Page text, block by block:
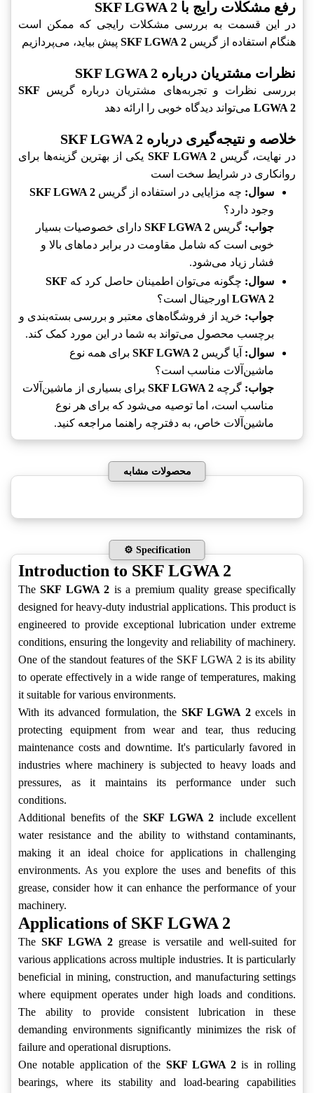
رفع مشکلات رایج با SKF LGWA 2
در این قسمت به بررسی مشکلات رایجی که ممکن است
هنگام استفاده از گریس SKF LGWA 2 پیش بیاید، می‌پردازیم
نظرات مشتریان درباره SKF LGWA 2
بررسی نظرات و تجربه‌های مشتریان درباره گریس SKF
LGWA 2 می‌تواند دیدگاه خوبی را ارائه دهد
خلاصه و نتیجه‌گیری درباره SKF LGWA 2
در نهایت، گریس SKF LGWA 2 یکی از بهترین گزینه‌ها برای
روانکاری در شرایط سخت است
سوال: چه مزایایی در استفاده از گریس SKF LGWA 2
وجود دارد؟
جواب: گریس SKF LGWA 2 دارای خصوصیات بسیار
خوبی است که شامل مقاومت در برابر دماهای بالا و
فشار زیاد می‌شود.
سوال: چگونه می‌توان اطمینان حاصل کرد که SKF
LGWA 2 اورجینال است؟
جواب: خرید از فروشگاه‌های معتبر و بررسی بسته‌بندی و
برچسب محصول می‌تواند به شما در این مورد کمک کند.
سوال: آیا گریس SKF LGWA 2 برای همه نوع
ماشین‌آلات مناسب است؟
جواب: گرچه SKF LGWA 2 برای بسیاری از ماشین‌آلات
مناسب است، اما توصیه می‌شود که برای هر نوع
ماشین‌آلات خاص، به دفترچه راهنما مراجعه کنید.
محصولات مشابه
⚙️ Specification
Introduction to SKF LGWA 2
TheSKF LGWA 2 is a premium quality grease specifically
designed for heavy-duty industrial applications. This product is
engineered to provide exceptional lubrication under extreme
conditions, ensuring the longevity and reliability of machinery.
One of the standout features of the SKF LGWA 2 is its ability
to operate effectively in a wide range of temperatures, making
it suitable for various environments.
With its advanced formulation, the SKF LGWA 2excels in
protecting equipment from wear and tear, thus reducing
maintenance costs and downtime. It's particularly favored in
industries where machinery is subjected to heavy loads and
pressures, as it maintains its performance under such
conditions.
Additional benefits of the SKF LGWA 2 include excellent
water resistance and the ability to withstand contaminants,
making it an ideal choice for applications in challenging
environments. As you explore the uses and benefits of this
grease, consider how it can enhance the performance of your
machinery.
Applications of SKF LGWA 2
TheSKF LGWA 2 grease is versatile and well-suited for
various applications across multiple industries. It is particularly
beneficial in mining, construction, and manufacturing settings
where equipment operates under high loads and conditions.
The ability to provide consistent lubrication in these
demanding environments significantly minimizes the risk of
failure and operational disruptions.
One notable application of the SKF LGWA 2 is in rolling
bearings, where its stability and load-bearing capabilities